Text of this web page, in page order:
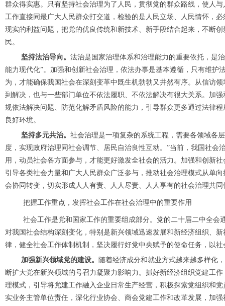
群众得实惠。只有坚持社会治理为了人民，贯彻党的群众路线，使人
工作直接同最广大人民群众打交道，检验的是人民立场、人民情怀，
现实的利益问题，把党的优良传统和新技术、新手段结合起来，不断
民。
坚持法治导向。 法治是国家治理体系和治理能力的重要依托，是
能力现代化”。加强和创新社会治理，依法办事是基本遵循，只有维
为，才能确保我国社会在深刻变革中既生机勃勃又井然有序。从信访
到解决，也与一些部门单位不依法履职、不依法解决有很大关系。加
规依法解决问题、防范化解矛盾风险的能力，引导群众更多通过法律
良好环境。
坚持多元共治。 社会治理是一项复杂的系统工程，需要各领域各
度，实现政府治理同社会调节、居民自治良性互动。”当前，我国社
用，动员社会各方面参与，才能更好激发全社会的活力。加强和创新
引导各类社会力量和广大人民群众广泛参与，推动社会治理模式从单
会协同转变，切实形成人人有责、人人尽责、人人享有的社会治理共同
把握工作重点，发挥社会工作在社会治理中的重要作用
社会工作是党和国家工作的重要组成部分。党的二十届二中全
对我国社会结构深刻变化，特别是新兴领域迅速发展和新经济组织、
律，健全社会工作体制机制，坚决履行好党中央赋予的使命任务，以
加强新兴领域党的建设。
随着经济成分和就业方式越来越多样化
断扩大党在新兴领域的号召力凝聚力影响力。抓好新经济组织党建工
理模式，引导将党建工作融入企业日常生产经营，积极探索党组织和
实业务主管单位责任，深化行业协会、商会党建工作和改革发展，加